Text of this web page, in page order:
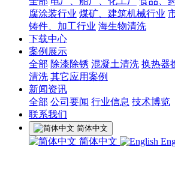
腐涂装行业 煤矿、建筑机械行业
铸件、加工行业 海生物清洗
下载中心
案例展示
全部 除漆除锈 混凝土清洗 换热器
清洗 其它应用案例
新闻资讯
全部 公司要闻 行业信息 技术博览
联系我们
简体中文
简体中文